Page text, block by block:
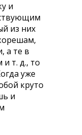
и
из них
а те в
т. д., то
уже
круто
и